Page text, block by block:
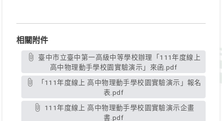
相關附件
高中物理動手學校園實驗演示」來函.pdf
表.pdf
書.pdf